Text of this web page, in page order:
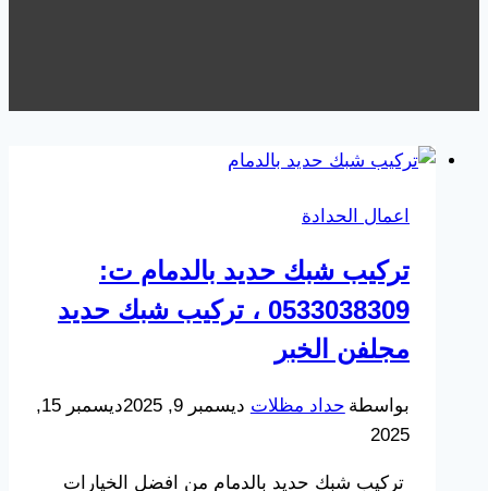
اعمال الحدادة
تركيب شبك حديد بالدمام ت:
0533038309 ، تركيب شبك حديد
مجلفن الخبر
بواسطة حداد مظلات ديسمبر 9, 2025
ديسمبر 15,
2025
تركيب شبك حديد بالدمام من افضل الخيارات